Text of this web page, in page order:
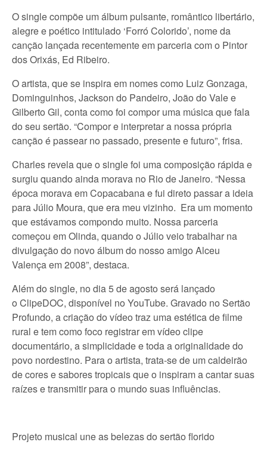
O single compõe um álbum pulsante, romântico libertário,
alegre e poético intitulado ‘Forró Colorido’, nome da
canção lançada recentemente em parceria com o Pintor
dos Orixás, Ed Ribeiro.
O artista, que se inspira em nomes como Luiz Gonzaga,
Dominguinhos, Jackson do Pandeiro, João do Vale e
Gilberto Gil, conta como foi compor uma música que fala
do seu sertão. “Compor e interpretar a nossa própria
canção é passear no passado, presente e futuro”, frisa.
Charles revela que o single foi uma composição rápida e
surgiu quando ainda morava no Rio de Janeiro. “Nessa
época morava em Copacabana e fui direto passar a ideia
para Júlio Moura, que era meu vizinho. Era um momento
que estávamos compondo muito. Nossa parceria
começou em Olinda, quando o Júlio veio trabalhar na
divulgação do novo álbum do nosso amigo Alceu
Valença em 2008”, destaca.
Além do single, no dia 5 de agosto será lançado
o ClipeDOC, disponível no YouTube. Gravado no Sertão
Profundo, a criação do vídeo traz uma estética de filme
rural e tem como foco registrar em vídeo clipe
documentário, a simplicidade e toda a originalidade do
povo nordestino. Para o artista, trata-se de um caldeirão
de cores e sabores tropicais que o inspiram a cantar suas
raízes e transmitir para o mundo suas influências.
Projeto musical une as belezas do sertão florido